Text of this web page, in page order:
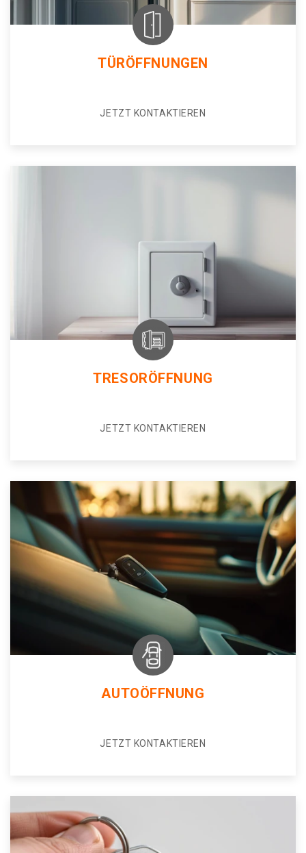
TÜRÖFFNUNGEN
JETZT KONTAKTIEREN
TRESORÖFFNUNG
JETZT KONTAKTIEREN
AUTOÖFFNUNG
JETZT KONTAKTIEREN